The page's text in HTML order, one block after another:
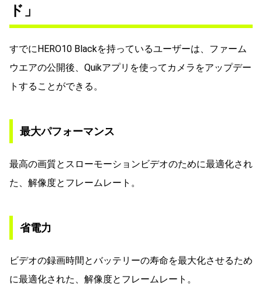
ド」
すでにHERO10 Blackを持っているユーザーは、ファーム
ウエアの公開後、Quikアプリを使ってカメラをアップデー
トすることができる。
最大パフォーマンス
最高の画質とスローモーションビデオのために最適化され
た、解像度とフレームレート。
省電力
ビデオの録画時間とバッテリーの寿命を最大化させるため
に最適化された、解像度とフレームレート。